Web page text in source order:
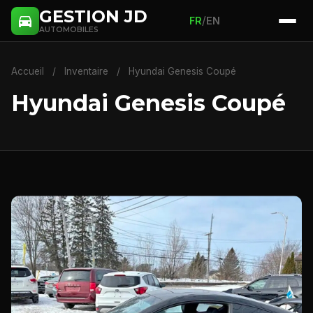
GESTION JD
AUTOMOBILES
FR/EN
Accueil / Inventaire / Hyundai Genesis Coupé
Hyundai Genesis Coupé